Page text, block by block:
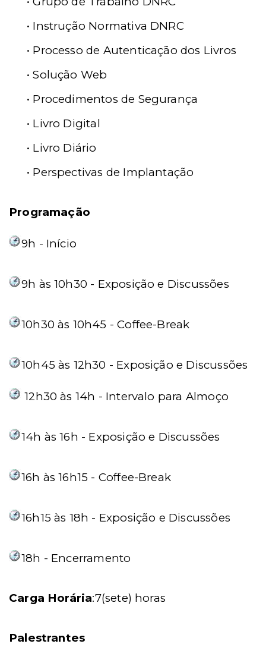
• Instrução Normativa DNRC
• Processo de Autenticação dos Livros
• Solução Web
• Procedimentos de Segurança
• Livro Digital
• Livro Diário
• Perspectivas de Implantação
Programação
9h - Início
9h às 10h30 - Exposição e Discussões
10h30 às 10h45 - Coffee-Break
10h45 às 12h30 - Exposição e Discussões
12h30 às 14h - Intervalo para Almoço
14h às 16h - Exposição e Discussões
16h às 16h15 - Coffee-Break
16h15 às 18h - Exposição e Discussões
18h - Encerramento
Carga Horária:7(sete) horas
Palestrantes